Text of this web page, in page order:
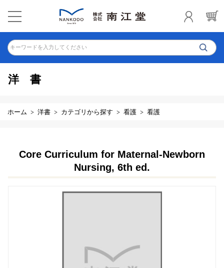
キーワードを入力してください
洋書
ホーム 洋書 カテゴリから探す 看護 看護
Core Curriculum for Maternal-Newborn
Nursing, 6th ed.